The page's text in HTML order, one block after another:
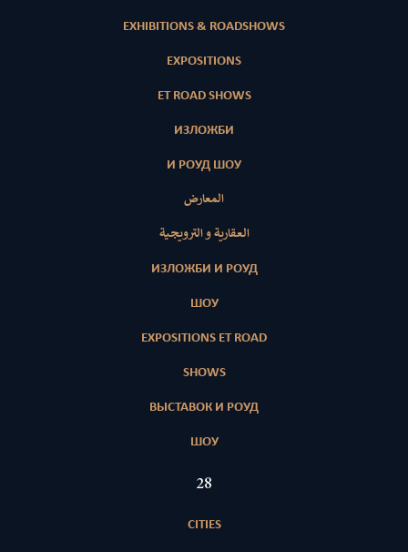
EXHIBITIONS & ROADSHOWS
EXPOSITIONS
ET ROAD SHOWS
ИЗЛОЖБИ
И РОУД ШОУ
المعارض
العقارية و الترويجية
ИЗЛОЖБИ И РОУД
ШОУ
EXPOSITIONS ET ROAD
SHOWS
ВЫСТАВОК И РОУД
ШОУ
28
CITIES